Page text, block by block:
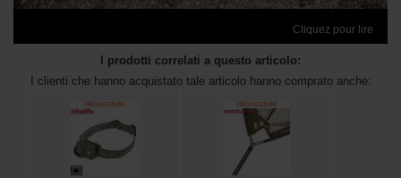
Cliquez pour lire
I prodotti correlati a questo articolo:
I clienti che hanno acquistato tale articolo hanno comprato anche: